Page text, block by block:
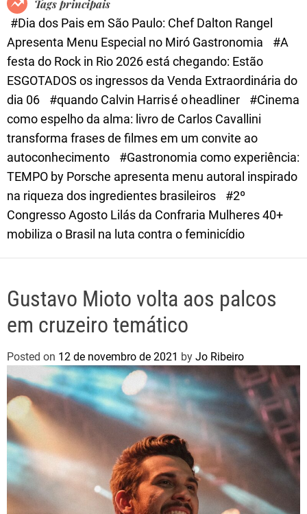
e
Tags principais
#Dia dos Pais em São Paulo: Chef Dalton Rangel
Apresenta Menu Especial no Miró Gastronomia
#A
festa do Rock in Rio 2026 está chegando: Estão
ESGOTADOS os ingressos da Venda Extraordinária do
dia 06
#quando Calvin Harris é o headliner
#Cinema
como espelho da alma: livro de Carlos Cavallini
transforma frases de filmes em um convite ao
autoconhecimento
#Gastronomia como experiência:
TEMPO by Porsche apresenta menu autoral inspirado
na riqueza dos ingredientes brasileiros
#2º
Congresso Agosto Lilás da Confraria Mulheres 40+
mobiliza o Brasil na luta contra o feminicídio
Gustavo Mioto volta aos palcos
em cruzeiro temático
Posted on 12 de novembro de 2021 by Jo Ribeiro